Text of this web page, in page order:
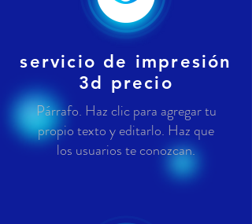
servicio de impresión
3d precio
Párrafo. Haz clic para agregar tu
propio texto y editarlo. Haz que
los usuarios te conozcan.